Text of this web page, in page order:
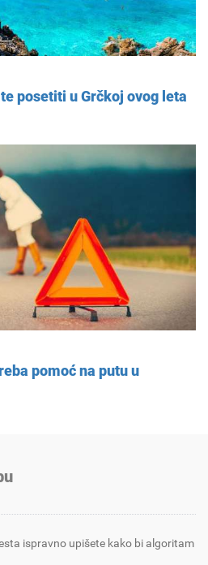
posetiti u Grčkoj ovog leta
pomoć na putu u
ispravno upišete kako bi algoritam